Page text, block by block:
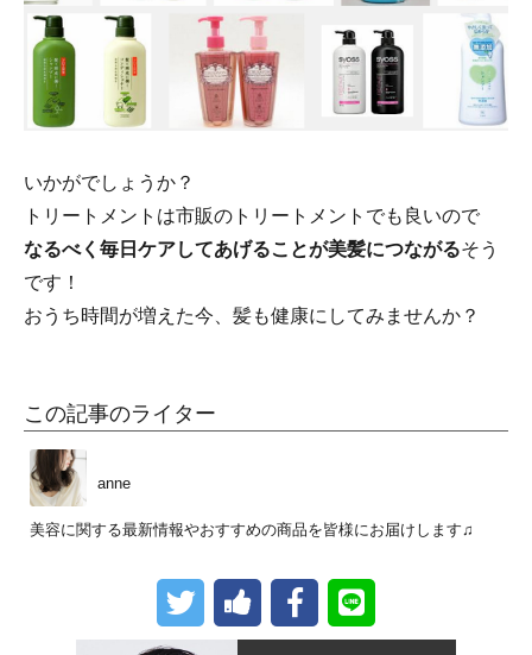
いかがでしょうか？
トリートメントは市販のトリートメントでも良いので
なるべく毎日ケアしてあげることが美髪につながるそう
です！
おうち時間が増えた今、髪も健康にしてみませんか？
この記事のライター
anne
美容に関する最新情報やおすすめの商品を皆様にお届けします♫